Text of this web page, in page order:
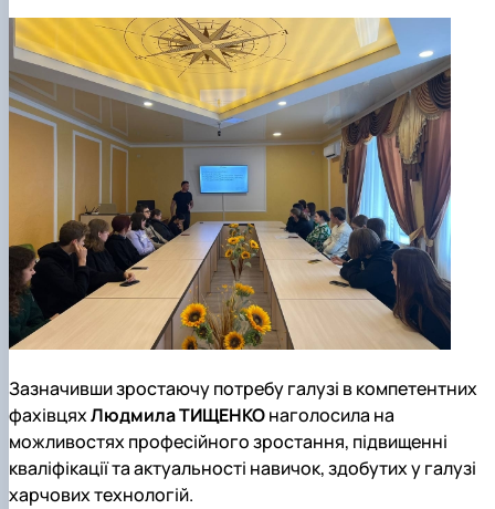
Зазначивши зростаючу потребу галузі в компетентних
фахівцяхЛюдмила ТИЩЕНКОнаголосила на
можливостях професійного зростання, підвищенні
кваліфікації та актуальності навичок, здобутих у галузі
харчових технологій.